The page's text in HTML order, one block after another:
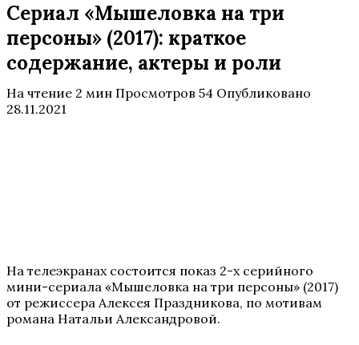
Сериал «Мышеловка на три
персоны» (2017): краткое
содержание, актеры и роли
На чтение 2 мин Просмотров 54 Опубликовано
28.11.2021
На телеэкранах состоится показ 2-х серийного
мини-сериала «Мышеловка на три персоны» (2017)
от режиссера Алексея Праздникова, по мотивам
романа Натальи Александровой.